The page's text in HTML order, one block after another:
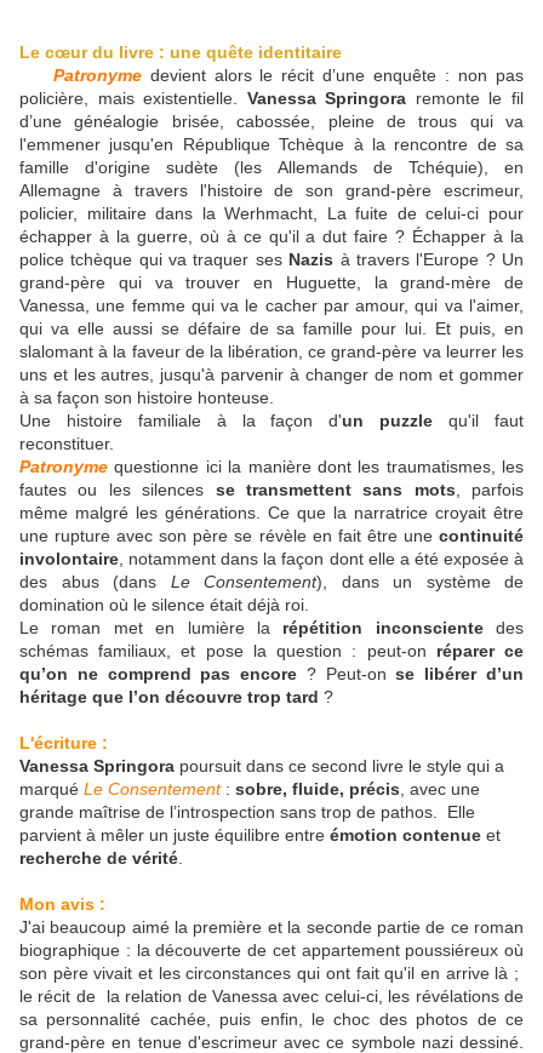
Le cœur du livre : une quête identitaire
Patronymedevient alors le récit d’une enquête : non pas
policière, mais existentielle. Vanessa Springora remonte le fil
d’une généalogie brisée, cabossée, pleine de trous qui va
l'emmener jusqu'en République Tchèque à la rencontre de sa
famille d'origine sudète (les Allemands de Tchéquie), en
Allemagne à travers l'histoire de son grand-père escrimeur,
policier, militaire dans la Werhmacht, La fuite de celui-ci pour
échapper à la guerre, où à ce qu'il a dut faire ? Échapper à la
police tchèque qui va traquer ses Nazis à travers l'Europe ? Un
grand-père qui va trouver en Huguette, la grand-mère de
Vanessa, une femme qui va le cacher par amour, qui va l'aimer,
qui va elle aussi se défaire de sa famille pour lui. Et puis, en
slalomant à la faveur de la libération, ce grand-père va leurrer les
uns et les autres, jusqu'à parvenir à changer de nom et gommer
à sa façon son histoire honteuse.
Une histoire familiale à la façon d'un puzzle qu'il faut
reconstituer.
Patronyme questionne ici la manière dont les traumatismes, les
fautes ou les silences se transmettent sans mots , parfois
même malgré les générations. Ce que la narratrice croyait être
une rupture avec son père se révèle en fait être une continuité
involontaire , notamment dans la façon dont elle a été exposée à
des abus (dans Le Consentement), dans un système de
domination où le silence était déjà roi.
Le roman met en lumière la répétition inconscientedes
schémas familiaux, et pose la question : peut-on réparer ce
qu’on ne comprend pas encore ? Peut-onse libérer d’un
héritage que l’on découvre trop tard ?
L'écriture :
Vanessa Springora poursuit dans ce second livre le style qui a
marqué Le Consentement: sobre, fluide, précis , avec une
grande maîtrise de l’introspection sans trop de pathos. Elle
parvient à mêler un juste équilibre entre émotion contenue et
recherche de vérité
Mon avis :
J'ai beaucoup aimé la première et la seconde partie de ce roman
biographique : la découverte de cet appartement poussiéreux où
son père vivait et les circonstances qui ont fait qu'il en arrive là ;
le récit de la relation de Vanessa avec celui-ci, les révélations de
sa personnalité cachée, puis enfin, le choc des photos de ce
grand-père en tenue d'escrimeur avec ce symbole nazi dessiné.